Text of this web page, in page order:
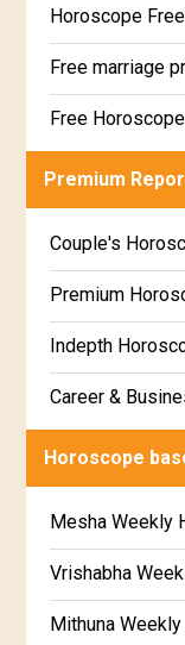
Horoscope Free
Free marriage
Free
Career &
Free Daily
Free Weekly
Free Star
Free
Free Chinese
Free Personal
Free Chinese
Premium
Couple's
Premium
Indepth
Career &
Numerology
Premium Gem
Premium Ugadi
Horoscope
Mesha Weekly
Vrishabha
Mithuna